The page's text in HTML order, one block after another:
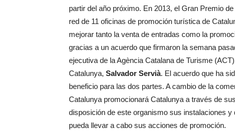
partir del año próximo. En 2013, el Gran Premio
red de 11 oficinas de promoción turística de
mejorar tanto la venta de entradas como la
gracias a un acuerdo que firmaron la semana
ejecutiva de la Agència Catalana de Turisme
Catalunya, Salvador Servià. El acuerdo que ha
beneficio para las dos partes. A cambio de la
Catalunya promocionará Catalunya a través de
disposición de este organismo sus instalaciones
pueda llevar a cabo sus acciones de promoción.